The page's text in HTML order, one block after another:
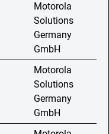
Motorola
Solutions
Germany
GmbH
Motorola
Solutions
Germany
GmbH